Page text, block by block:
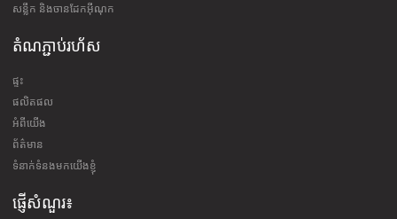
សន្លឹក និងចានដែកអ៊ីណុក
តំណភ្ជាប់រហ័ស
ផ្ទះ
ផលិតផល
អំពីយើង
ព័ត៌មាន
ទំនាក់ទំនងមកយើងខ្ញុំ
ផ្ញើសំណួរ៖